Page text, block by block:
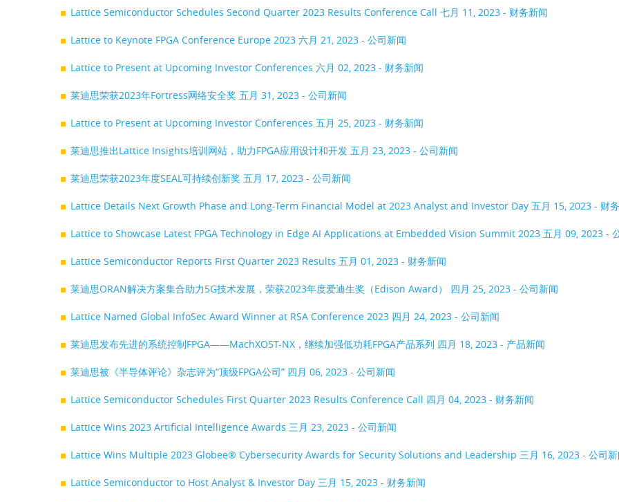
Lattice Semiconductor Schedules Second Quarter 2023 Results Conference Call 七月 11, 2023 - 财务新闻
Lattice to Keynote FPGA Conference Europe 2023 六月 21, 2023 - 公司新闻
Lattice to Present at Upcoming Investor Conferences 六月 02, 2023 - 财务新闻
莱迪思荣获2023年Fortress网络安全奖 五月 31, 2023 - 公司新闻
Lattice to Present at Upcoming Investor Conferences 五月 25, 2023 - 财务新闻
莱迪思推出Lattice Insights培训网站，助力FPGA应用设计和开发 五月 23, 2023 - 公司新闻
莱迪思荣获2023年度SEAL可持续创新奖 五月 17, 2023 - 公司新闻
Lattice Details Next Growth Phase and Long-Term Financial Model at 2023 Analyst and Investor Day 五月 15, 2023 - 财
Lattice to Showcase Latest FPGA Technology in Edge AI Applications at Embedded Vision Summit 2023 五月 09, 2023 -
Lattice Semiconductor Reports First Quarter 2023 Results 五月 01, 2023 - 财务新闻
莱迪思ORAN解决方案集合助力5G技术发展，荣获2023年度爱迪生奖（Edison Award） 四月 25, 2023 - 公司新闻
Lattice Named Global InfoSec Award Winner at RSA Conference 2023 四月 24, 2023 - 公司新闻
莱迪思发布先进的系统控制FPGA——MachXO5T-NX，继续加强低功耗FPGA产品系列 四月 18, 2023 - 产品新闻
莱迪思被《半导体评论》杂志评为“顶级FPGA公司” 四月 06, 2023 - 公司新闻
Lattice Semiconductor Schedules First Quarter 2023 Results Conference Call 四月 04, 2023 - 财务新闻
Lattice Wins 2023 Artificial Intelligence Awards 三月 23, 2023 - 公司新闻
Lattice Wins Multiple 2023 Globee® Cybersecurity Awards for Security Solutions and Leadership 三月 16, 2023 - 公司
Lattice Semiconductor to Host Analyst & Investor Day 三月 15, 2023 - 财务新闻